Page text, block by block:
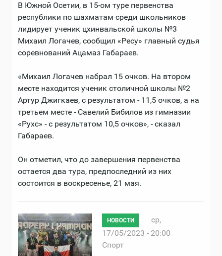
В Южной Осетии, в 15-ом туре первенства
республики по шахматам среди школьников
лидирует ученик цхинвальской школы №3
Михаил Логачев, сообщил «Ресу» главный судья
соревнований Ацамаз Габараев.
«Михаил Логачев набрал 15 очков. На втором
месте находится ученик столичной школы №2
Артур Джигкаев, с результатом - 11,5 очков, а на
третьем месте - Савелий Бибилов из гимназии
«Рухс» - с результатом 10,5 очков», - сказал
Габараев.
Он отметил, что до завершения первенства
остается два тура, предпоследний из них
состоится в воскресенье, 21 мая.
НОВОСТИ
ср,
17/05/2023 - 20:00
Спорт